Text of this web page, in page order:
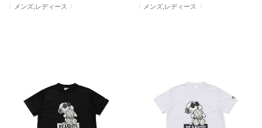
メンズ,レディース メンズ,レディース